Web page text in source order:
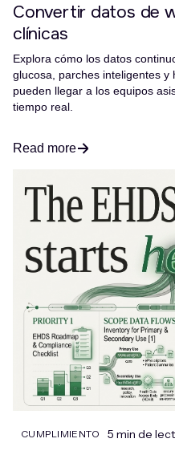
Convertir datos de
clínicas
Explora cómo los datos
glucosa, parches inteligentes y
pueden llegar a los equipos
tiempo real.
Read more
CUMPLIMIENTO 5 min de